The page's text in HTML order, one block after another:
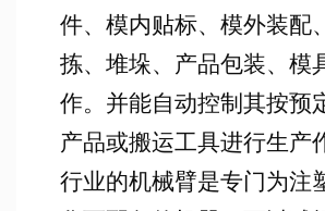
件、模内贴标、模外装配
拣、堆垛、产品包装、模
作。并能自动控制其按预
产品或搬运工具进行生产
行业的机械臂是专门为注